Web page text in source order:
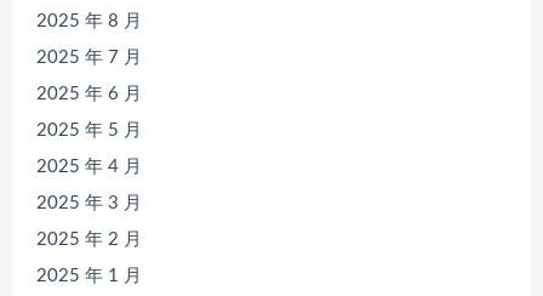
2025 年 8 月
2025 年 7 月
2025 年 6 月
2025 年 5 月
2025 年 4 月
2025 年 3 月
2025 年 2 月
2025 年 1 月